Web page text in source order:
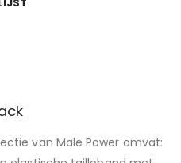
van Male Power omvat: